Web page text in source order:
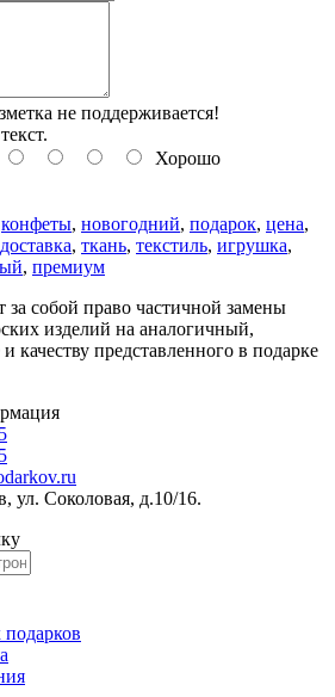
не поддерживается!
Хорошо
конфеты, новогодний, подарок, цена,
доставка, ткань, текстиль, игрушка,
, премиум
за собой право частичной замены
изделий на аналогичный,
качеству представленного в подарке
ул. Соколовая, д.10/16.